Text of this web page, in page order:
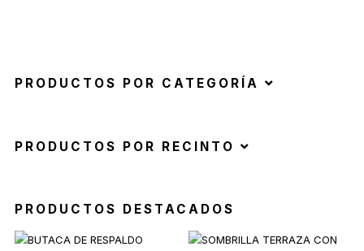
PRODUCTOS POR CATEGORÍA
PRODUCTOS POR RECINTO
PRODUCTOS DESTACADOS